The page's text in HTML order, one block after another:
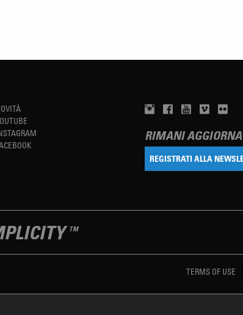
RIMANI
REGISTRATI ALLA
TM
TERMS OF USE